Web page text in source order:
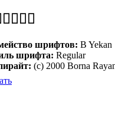
шрифтов: B Yekan
шрифта: Regular
(c) 2000 Borna